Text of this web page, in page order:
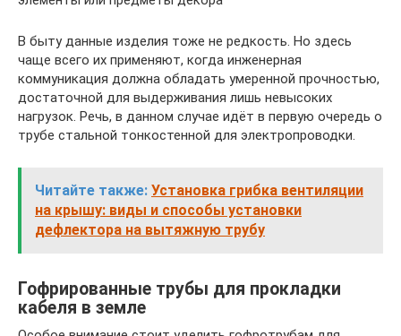
В быту данные изделия тоже не редкость. Но здесь
чаще всего их применяют, когда инженерная
коммуникация должна обладать умеренной прочностью,
достаточной для выдерживания лишь невысоких
нагрузок. Речь, в данном случае идёт в первую очередь о
трубе стальной тонкостенной для электропроводки.
Читайте также: Установка грибка вентиляции
на крышу: виды и способы установки
дефлектора на вытяжную трубу
Гофрированные трубы для прокладки
кабеля в земле